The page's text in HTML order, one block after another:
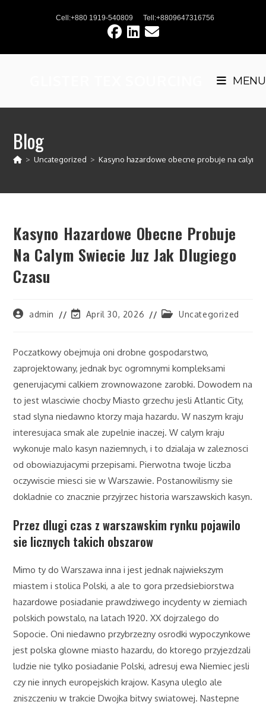
Cell:+880 1919-540809 Tell:+8809647316756
MENU
Blog
> Uncategorized > Kasyno hazardowe obecne probuje na calym
Kasyno Hazardowe Obecne Probuje
Na Calym Swiecie Juz Jak Dlugiego
Czasu
Postadmin
PostApril 30, 2026
PostUncategorized
Poczatkowy obejmuja oni drobne gospodarstwo,
zaprojektowany, jednak byc ogromnymi kompleksami
generujacymi calkiem zrownowazone zarobki. Dowodem na
to jest wlasciwie chocby Miasto grzechu jesli Atlantic City,
stad slyna niedawno ktorzy maja hazardu. W naszym kraju
interesujaca smak ale zupelnie inaczej. W calym kraju
wykonuje malo kasyn naziemnych, i to dzialaja w zaleznosci
od obowiazujacymi przepisami. Pierwotna twoje liczba
oczywiscie miesci sie w Warszawie. Postanowilismy sie
dokladnie co znacznie przyjrzec historia warszawskich kasyn.
Przez dlugi czas z warszawskim rynku pojawilo
sie licznych takich obszarow
Mimo ty do Warszawa inna i jest jednak najwiekszym
miastem i stolica Polski, a ale to gora przedsiebiorstwa
hazardowe posiadanie prawdziwego incydenty w ziemiach
polskich powstalo, na latach 1920. XX dojrzalego do
Sopocie. Oni niedawno przybrzezny osrodki wypoczynkowe
jest polska glowne miasto hazardu, do ktorego przyjezdzali
ludzie nie tylko posiadanie Polski, adresuj ewa Niemiec jesli
czy nie innych europejskich krajow. Kasyna uleglo ale
zniszczeniu w trakcie Dwojka bitwy swiatowej. Nastepne